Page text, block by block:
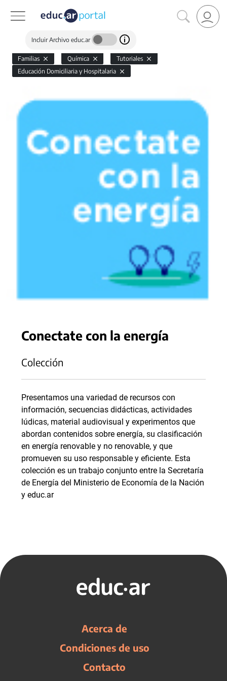
Incluir Archivo educ.ar
Familias Química
Tutoriales
Educación Domiciliaria y Hospitalaria
Conectate con la energía
Colección
Presentamos una variedad de recursos con
información, secuencias didácticas, actividades
lúdicas, material audiovisual y experimentos que
abordan contenidos sobre energía, su clasificación
en energía renovable y no renovable, y que
promueven su uso responsable y eficiente. Esta
colección es un trabajo conjunto entre la Secretaría
de Energía del Ministerio de Economía de la Nación
y educ.ar
Acerca de
Condiciones de uso
Contacto